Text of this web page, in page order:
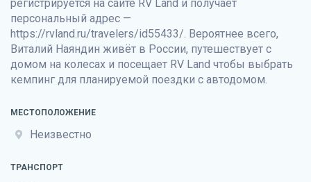
регистрируется на сайте RV Land и получает
персональный адрес —
https://rvland.ru/travelers/id55433/. Вероятнее всего,
Виталий Наяндин живёт в России, путешествует с
домом на колесах и посещает RV Land чтобы выбрать
кемпинг для планируемой поездки с автодомом.
МЕСТОПОЛОЖЕНИЕ
Неизвестно
ТРАНСПОРТ